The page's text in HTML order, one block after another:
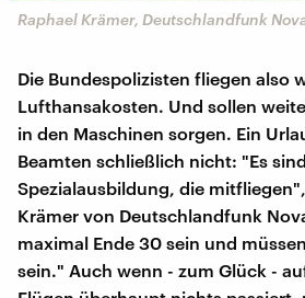
Raphael Krämer, Deutschlandfunk
Die Bundespolizisten fliegen also
Lufthansakosten. Und sollen
in den Maschinen sorgen. Ein
Beamten schließlich nicht: "Es
Spezialausbildung, die
Krämer von Deutschlandfunk
maximal Ende 30 sein und
sein." Auch wenn - zum Glück -